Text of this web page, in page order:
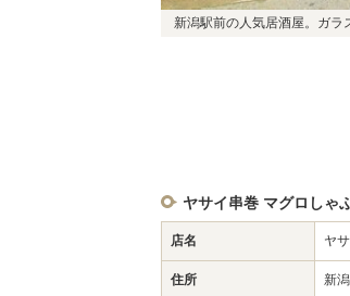
新潟駅前の人気居酒屋。ガラ
ヤサイ串巻 マグロしゃ
店名 ヤ
住所 新